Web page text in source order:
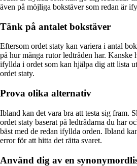
även på möjliga bokstäver som redan är
Tänk på antalet bokstäver
Eftersom ordet staty kan variera i antal
på hur många rutor ledtråden har. Kanske
ifyllda i ordet som kan hjälpa dig att lista
ordet staty.
Prova olika alternativ
Ibland kan det vara bra att testa sig fram.
ordet staty baserat på ledtrådarna du har
bäst med de redan ifyllda orden. Ibland
error för att hitta det rätta svaret.
Använd dig av en